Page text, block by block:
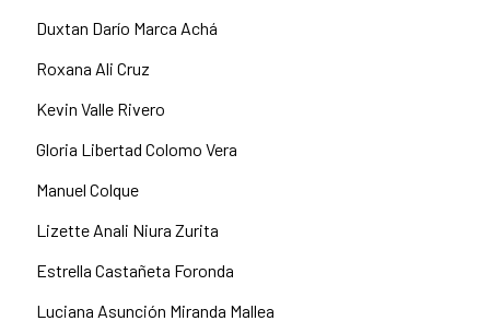
Duxtan Darío Marca Achá
Roxana Ali Cruz
Kevin Valle Rivero
Gloria Libertad Colomo Vera
Manuel Colque
Lizette Anali Niura Zurita
Estrella Castañeta Foronda
Luciana Asunción Miranda Mallea